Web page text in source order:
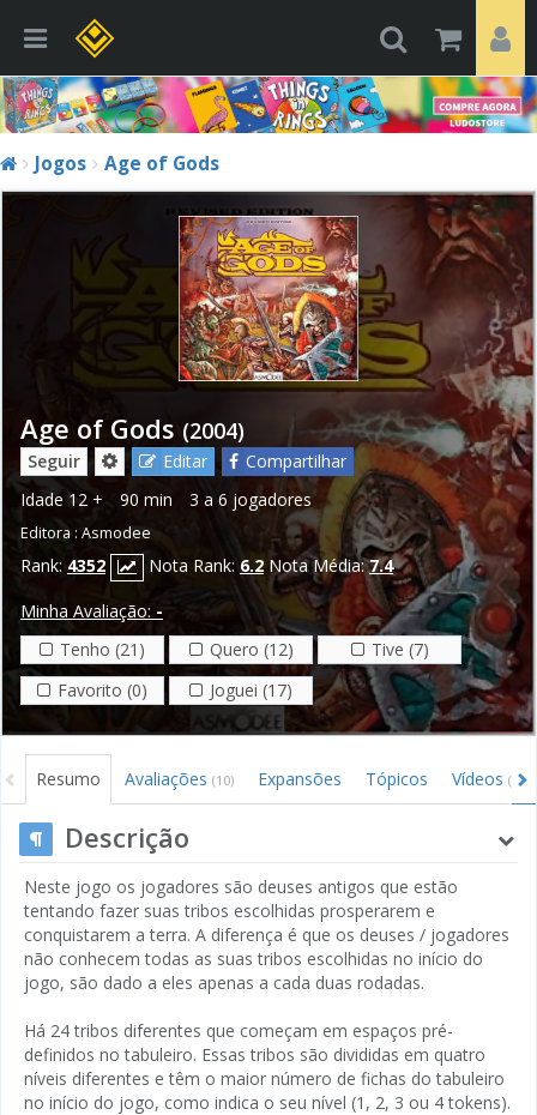
Jogos Age of Gods
Age of Gods (2004)
Seguir Editar
Compartilhar
Idade 12 + 90 min 3 a 6 jogadores
Editora : Asmodee
Rank: 4352 Nota Rank: 6.2 Nota Média:7.4
Minha Avaliação: -
Tenho (21)
Quero (12)
Tive (7)
Favorito (0)
Joguei (17)
Resumo Avaliações (10) Expansões Tópicos Vídeos (2)
Descrição
Neste jogo os jogadores são deuses antigos que estão
tentando fazer suas tribos escolhidas prosperarem e
conquistarem a terra. A diferença é que os deuses / jogadores
não conhecem todas as suas tribos escolhidas no início do
jogo, são dado a eles apenas a cada duas rodadas.
Há 24 tribos diferentes que começam em espaços pré-
definidos no tabuleiro. Essas tribos são divididas em quatro
níveis diferentes e têm o maior número de fichas do tabuleiro
no início do jogo, como indica o seu nível (1, 2, 3 ou 4 tokens).